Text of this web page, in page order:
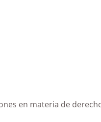
en materia